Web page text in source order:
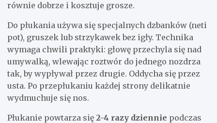
równie dobrze i kosztuje grosze.
Do płukania używa się specjalnych dzbanków (neti
pot), gruszek lub strzykawek bez igły. Technika
wymaga chwili praktyki: głowę przechyla się nad
umywalką, wlewając roztwór do jednego nozdrza
tak, by wypływał przez drugie. Oddycha się przez
usta. Po przepłukaniu każdej strony delikatnie
wydmuchuje się nos.
Płukanie powtarza się 2-4 razy dziennie podczas